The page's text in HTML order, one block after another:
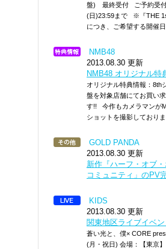
盤) 最終受付 ご予約受付
(日)23:59まで ※『THE
につき、ご希望する開催
NMB48
2013.08.30 更新
NMB48 オリジナル特
オリジナル特典情報：
盤を対象店舗にてお買い
す!! 今作もカメラマンが
ショットを撮影しており
GOLD PANDA
2013.08.30 更新
新作『ハーフ・オブ
コミュニティ」のPV
KIDS
2013.08.30 更新
関東地区ライブイベ
蒼い光と、僕× CORE
(月・祝日) 会場：【東京